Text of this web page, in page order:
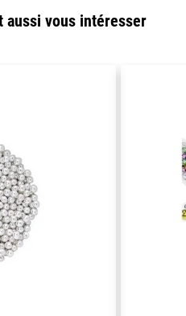
aussi vous intéresser